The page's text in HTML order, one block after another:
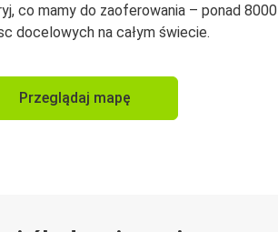
co mamy do zaoferowania – ponad 8000
docelowych na całym świecie.
Przeglądaj mapę